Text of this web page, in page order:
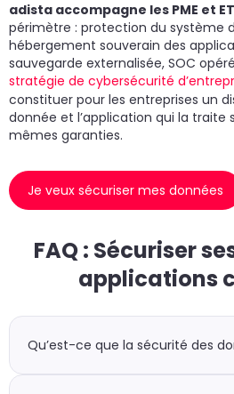
adista accompagne les PME et
périmètre : protection du système
hébergement souverain des
sauvegarde externalisée, SOC
stratégie de cybersécurité
constituer pour les entreprises un
donnée et l’application qui la traite
mêmes garanties.
Je veux sécuriser mes données
FAQ : Sécuriser
applications
Qu’est-ce que la sécurité des